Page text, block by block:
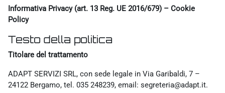
Informativa Privacy (art. 13 Reg. UE 2016/679) – Cookie
Policy
Testo della politica
Titolare del trattamento
ADAPT SERVIZI SRL, con sede legale in Via Garibaldi, 7 –
24122 Bergamo, tel. 035 248239, email: segreteria@adapt.it.